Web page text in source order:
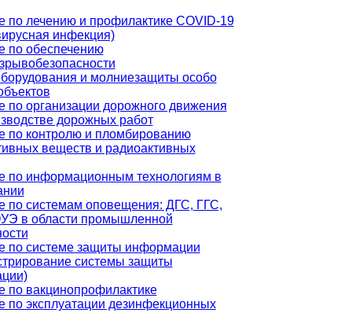
по лечению и профилактике COVID-19
инфекция)
по обеспечению
и молниезащиты особо
по организации дорожного движения
дорожных работ
по контролю и пломбированию
веществ и радиоактивных
по информационным технологиям в
по системам оповещения: ДГС, ГГС,
в области промышленной
по системе защиты информации
системы защиты
по вакцинопрофилактике
по эксплуатации дезинфекционных